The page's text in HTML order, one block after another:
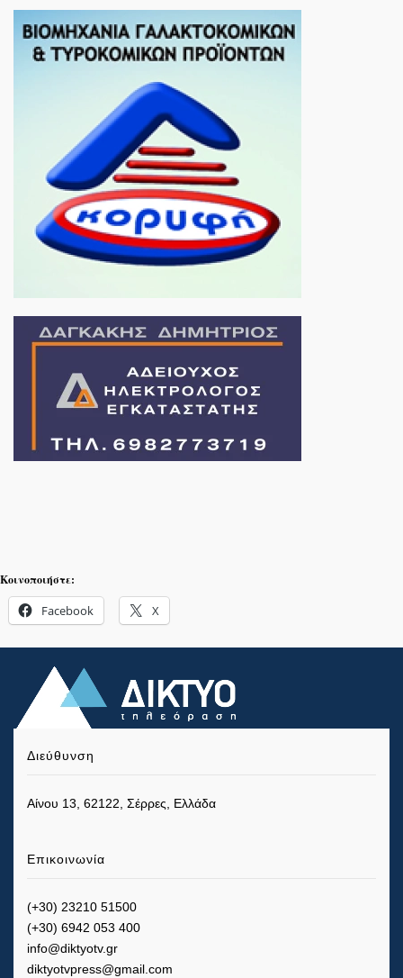
Κοινοποιήστε:
Facebook X
Διεύθυνση
Αίνου 13, 62122, Σέρρες, Ελλάδα
Επικοινωνία
(+30) 23210 51500
(+30) 6942 053 400
info@diktyotv.gr
diktyotvpress@gmail.com